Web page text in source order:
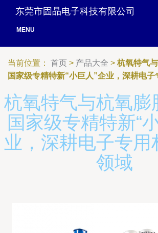
东莞市固晶电子科技有限公司
MENU
当前位置： 首页 > 产品大全 > 杭氧特气
国家级专精特新“小巨人”企业，深耕电
杭氧特气与杭氧膨
国家级专精特新“
业，深耕电子专用
领域